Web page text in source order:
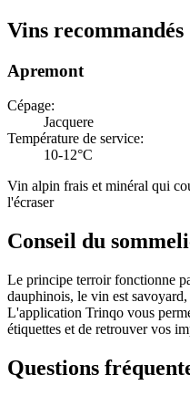
Vins recommandés
Apremont
Cépage:
Jacquere
Température de service:
10-12°C
Vin alpin frais et minéral qui
l'écraser
Conseil du
Le principe terroir fonctionne
dauphinois, le vin est
L'application Trinqo vous
étiquettes et de retrouver vos
Questions